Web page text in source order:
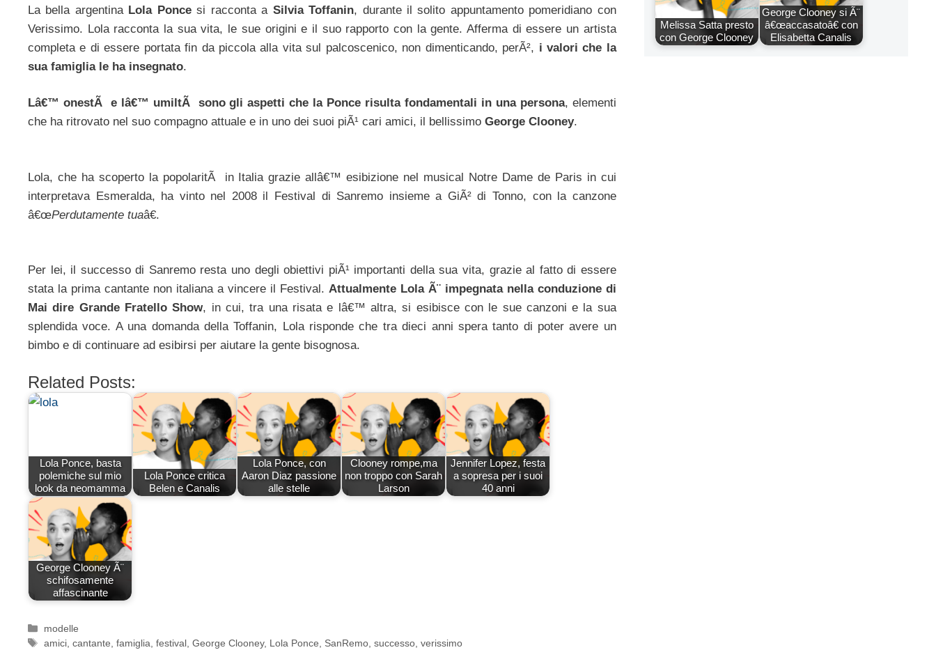
La bella argentina Lola Poncesi racconta a Silvia Toffanin, durante il solito appuntamento pomeridiano con
Verissimo. Lola racconta la sua vita, le sue origini e il suo rapporto con la gente. Afferma di essere un artista
completa e di essere portata fin da piccola alla vita sul palcoscenico, non dimenticando, perÃ², i valori che la
sua famiglia le ha insegnato.
Lâ€™ onestÃ e lâ€™ umiltÃ sono gli aspetti che la Ponce risulta fondamentali in una persona, elementi
che ha ritrovato nel suo compagno attuale e in uno dei suoi piÃ¹ cari amici, il bellissimo George Clooney.
Lola, che ha scoperto la popolaritÃ in Italia grazie allâ€™ esibizione nel musical Notre Dame de Paris in cui
interpretava Esmeralda, ha vinto nel 2008 il Festival di Sanremo insieme a GiÃ² di Tonno, con la canzone
â€œPerdutamente tuaâ€.
Per lei, il successo di Sanremo resta uno degli obiettivi piÃ¹ importanti della sua vita, grazie al fatto di essere
stata la prima cantante non italiana a vincere il Festival. Attualmente Lola Ã¨ impegnata nella conduzione di
Mai dire Grande Fratello Show, in cui, tra una risata e lâ€™ altra, si esibisce con le sue canzoni e la sua
splendida voce. A una domanda della Toffanin, Lola risponde che tra dieci anni spera tanto di poter avere un
bimbo e di continuare ad esibirsi per aiutare la gente bisognosa.
Related Posts:
Lola Ponce, basta
polemiche sul mio
look da neomamma
Lola Ponce critica
Belen e Canalis
Lola Ponce, con
Aaron Diaz passione
alle stelle
Clooney rompe,ma
non troppo con Sarah
Larson
Jennifer Lopez, festa
a sopresa per i suoi
40 anni
George Clooney Ã¨
schifosamente
affascinante
Categorie
modelle
Tag
amici ,cantante ,famiglia ,festival ,George Clooney, Lola Ponce SanRemo ,successo ,verissimo
Melissa Satta presto
con George Clooney
George Clooney si Ã¨
â€œaccasatoâ€ con
Elisabetta Canalis